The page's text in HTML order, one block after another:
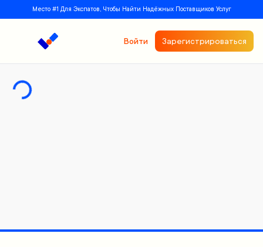
Место #1 Для Экспатов, Чтобы Найти Надёжных Поставщиков Услуг
Войти Зарегистрироваться